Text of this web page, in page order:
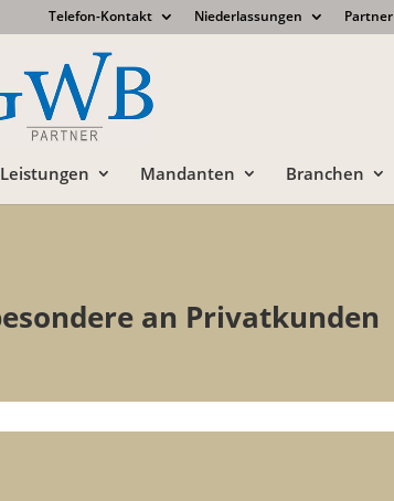
Telefon-Kontakt Niederlassungen Partner
Leistungen Mandanten Branchen
an Privatkunden